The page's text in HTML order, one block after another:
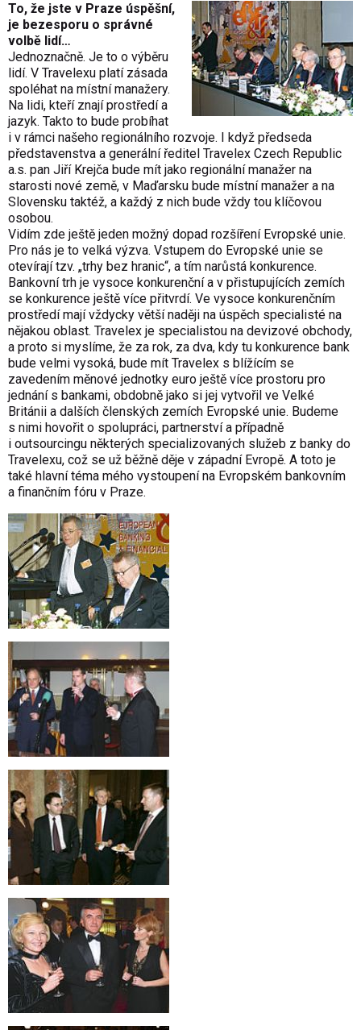
To, že jste v Praze úspěšní,
je bezesporu o správné
volbě lidí…
Jednoznačně. Je to o výběru
lidí. V Travelexu platí zásada
spoléhat na místní manažery.
Na lidi, kteří znají prostředí a
jazyk. Takto to bude probíhat
i v rámci našeho regionálního rozvoje. I když předseda
představenstva a generální ředitel Travelex Czech Republic
a.s. pan Jiří Krejča bude mít jako regionální manažer na
starosti nové země, v Maďarsku bude místní manažer a na
Slovensku taktéž, a každý z nich bude vždy tou klíčovou
osobou.
Vidím zde ještě jeden možný dopad rozšíření Evropské unie.
Pro nás je to velká výzva. Vstupem do Evropské unie se
otevírají tzv. „trhy bez hranic“, a tím narůstá konkurence.
Bankovní trh je vysoce konkurenční a v přistupujících zemích
se konkurence ještě více přitvrdí. Ve vysoce konkurenčním
prostředí mají vždycky větší naději na úspěch specialisté na
nějakou oblast. Travelex je specialistou na devizové obchody,
a proto si myslíme, že za rok, za dva, kdy tu konkurence bank
bude velmi vysoká, bude mít Travelex s blížícím se
zavedením měnové jednotky euro ještě více prostoru pro
jednání s bankami, obdobně jako si jej vytvořil ve Velké
Británii a dalších členských zemích Evropské unie. Budeme
s nimi hovořit o spolupráci, partnerství a případně
i outsourcingu některých specializovaných služeb z banky do
Travelexu, což se už běžně děje v západní Evropě. A toto je
také hlavní téma mého vystoupení na Evropském bankovním
a finančním fóru v Praze.